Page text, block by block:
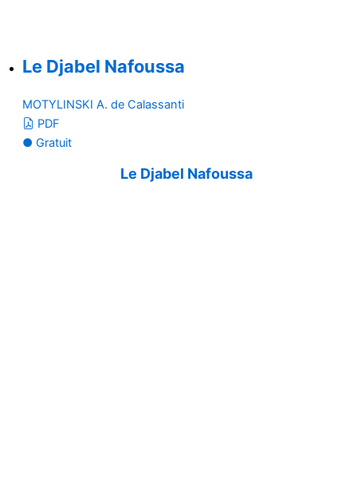
Le Djabel Nafoussa
MOTYLINSKI A. de Calassanti
PDF
● Gratuit
Le Djabel Nafoussa